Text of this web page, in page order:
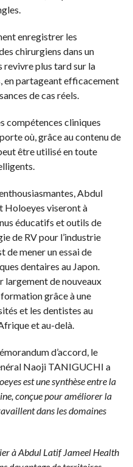
enregistrer les
chirurgiens dans un
revivre plus tard sur la
en partageant efficacement
de cas réels.
compétences cliniques
où, grâce au contenu de
être utilisé en toute
Abdul
Holoeyes viseront à
éducatifs et outils de
de RV pour l’industrie
mener un essai de
dentaires au Japon.
largement de nouveaux
grâce à une
et les dentistes au
et au-delà.
d’accord, le
Naoji TANIGUCHI a
est une synthèse entre la
conçue pour améliorer la
dans les domaines
à Abdul Latif Jameel Health